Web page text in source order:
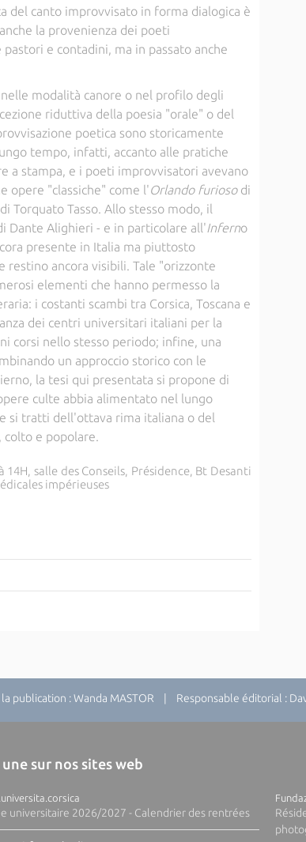
del canto improvvisato in forma dialogica è
la provenienza dei poeti
e contadini, ma in passato anche
modalità canore o nel profilo degli
riduttiva della poesia "orale" o del
poetica sono storicamente
tempo, infatti, accanto alle pratiche
a stampa, e i poeti improvvisatori avevano
opere "classiche" come l'Orlando furioso di
Torquato Tasso. Allo stesso modo, il
Dante Alighieri - e in particolare all'Inferno
presente in Italia ma piuttosto
restino ancora visibili. Tale "orizzonte
elementi che hanno permesso la
i costanti scambi tra Corsica, Toscana e
dei centri universitari italiani per la
corsi nello stesso periodo; infine, una
un approccio storico con le
la tesi qui presentata si propone di
culte abbia alimentato nel lungo
si tratti dell'ottava rima italiana o del
e popolare.
salle des Conseils, Présidence, Bt Desanti
impérieuses
publication : Wanda MASTOR | Responsable éditorial :
une sur nos sites web
universitaire 2026/2027 - Calendrier des rentrées